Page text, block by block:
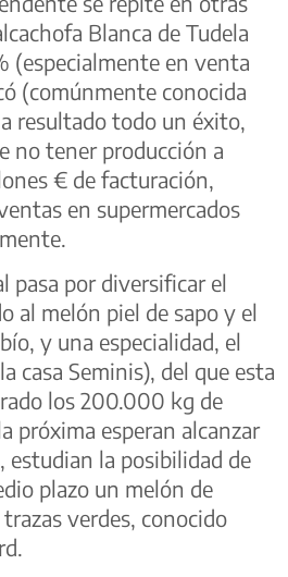
Blanca de Tudela
(especialmente en venta
(comúnmente conocida
resultado todo un éxito,
no tener producción a
€ de facturación,
en supermercados
pasa por diversificar el
al melón piel de sapo y el
y una especialidad, el
casa Seminis), del que esta
los 200.000 kg de
próxima esperan alcanzar
estudian la posibilidad de
plazo un melón de
verdes, conocido